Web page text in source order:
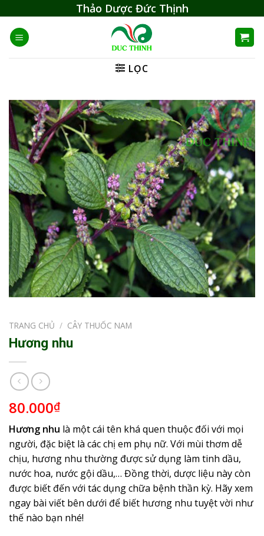
content
Thảo Dược Đức Thịnh
LỌC
TRANG CHỦ / CÂY THUỐC NAM
Hương nhu
80.000₫
Hương nhu là một cái tên khá quen thuộc đối với mọi
người, đặc biệt là các chị em phụ nữ. Với mùi thơm dễ
chịu, hương nhu thường được sử dụng làm tinh dầu,
nước hoa, nước gội dầu,… Đồng thời, dược liệu này còn
được biết đến với tác dụng chữa bệnh thần kỳ. Hãy xem
ngay bài viết bên dưới để biết hương nhu tuyệt vời như
thế nào bạn nhé!